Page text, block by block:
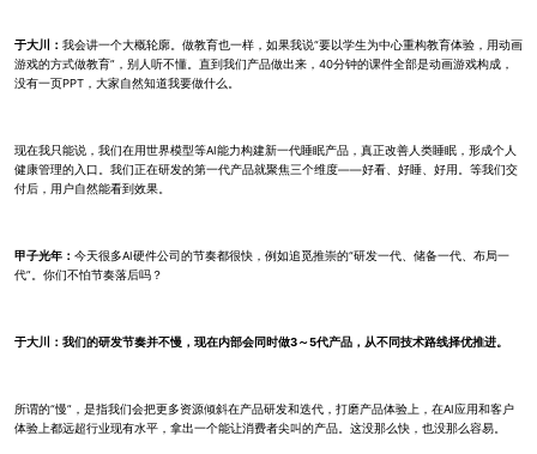
于大川： 我会讲一个大概轮廓。做教育也一样，如果我说“要以学生为中心重构教育体验，用动画
游戏的方式做教育”，别人听不懂。直到我们产品做出来，40分钟的课件全部是动画游戏构成，
没有一页PPT，大家自然知道我要做什么。
现在我只能说，我们在用世界模型等AI能力构建新一代睡眠产品，真正改善人类睡眠，形成个人
健康管理的入口。我们正在研发的第一代产品就聚焦三个维度——好看、好睡、好用。等我们交
付后，用户自然能看到效果。
甲子光年： 今天很多AI硬件公司的节奏都很快，例如追觅推崇的“研发一代、储备一代、布局一
代”。你们不怕节奏落后吗？
于大川：我们的研发节奏并不慢，现在内部会同时做3～5代产品，从不同技术路线择优推进。
所谓的“慢”，是指我们会把更多资源倾斜在产品研发和迭代，打磨产品体验上，在AI应用和客户
体验上都远超行业现有水平，拿出一个能让消费者尖叫的产品。这没那么快，也没那么容易。